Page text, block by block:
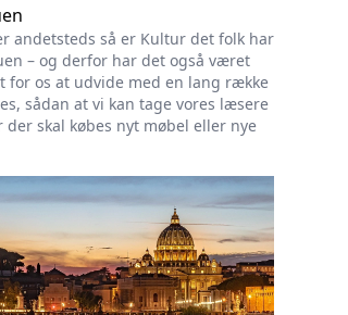
andetsteds så er Kultur det folk har
– og derfor har det også været
for os at udvide med en lang række
sådan at vi kan tage vores læsere
der skal købes nyt møbel eller nye